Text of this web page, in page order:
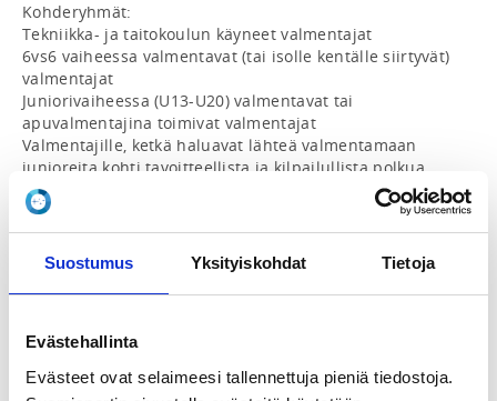
Suostumus Yksityiskohdat Tietoja
Evästehallinta
Evästeet ovat selaimeesi tallennettuja pieniä tiedostoja.
Kohderyhmät:
Tekniikka- ja taitokoulun käyneet valmentajat
6vs6 vaiheessa valmentavat (tai isolle kentälle siirtyvät)
valmentajat
Juniorivaiheessa (U13-U20) valmentavat tai
apuvalmentajina toimivat valmentajat
Valmentajille, ketkä haluavat lähteä valmentamaan
junioreita kohti tavoitteellista ja kilpailullista polkua
Valmentajat, jotka haluavat syventää osaamistaan
juniorilentopallon valmennuksessa
Entiset tai nykyiset pelaajat, jotka siirtyvät
valmennustehtäviin.
Avaintavoitteet:
lentopalloharjoituksen suunnittelemisen,
toteuttamisen ja arvioinnin
Valmentaja laajentaa omaa harjoitepankkiaan ja osaa